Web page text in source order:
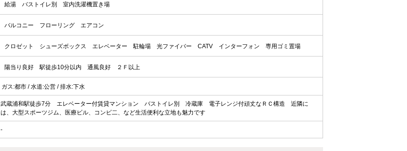
給湯 バストイレ別 室内洗濯機置き場
バルコニー フローリング エアコン
クロゼット シューズボックス エレベーター 駐輪場 光ファイバー CATV インターフォン 専用ゴミ置場
陽当り良好 駅徒歩10分以内 通風良好 ２Ｆ以上
ガス:都市 / 水道:公営 / 排水:下水
武蔵浦和駅徒歩7分 エレベーター付賃貸マンション バストイレ別 冷蔵庫 電子レンジ付頑丈なＲＣ構造 近隣に
は、大型スポーツジム、医療ビル、コンビ二、など生活便利な立地も魅力です
-